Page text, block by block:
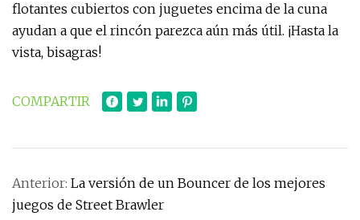
flotantes cubiertos con juguetes encima de la cuna
ayudan a que el rincón parezca aún más útil. ¡Hasta la
vista, bisagras!
COMPARTIR
Anterior: La versión de un Bouncer de los mejores
juegos de Street Brawler